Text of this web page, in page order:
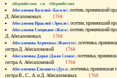
Абернибесова см. Обернибесова
Абесаломов Василий (Басиле), осетин, принявший
Д. Абесаломовых 1768
Абесаломов Ираклий (Эрекле), осетин, принявший
Абесаломов Спиридон (Жага), осетин, принявший
Д. Абесаломовых 1768
Абесаломова Агрипина (Жантуте), осетинка,
сестра Д. Абесаломовой 1768
Абесаломова Дарья (Джан Семен), осетинка,
сестра А. Абесаломовой 1768
Абесаломова Елизавета (Дуга), осетинка, принявшая
сестра В., С., А. и Д. Абесаломовых 1768